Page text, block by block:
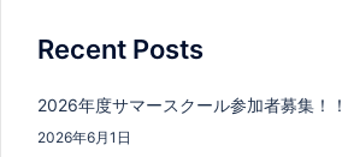
Recent Posts
2026年度サマースクール参加者募集！！
2026年6月1日